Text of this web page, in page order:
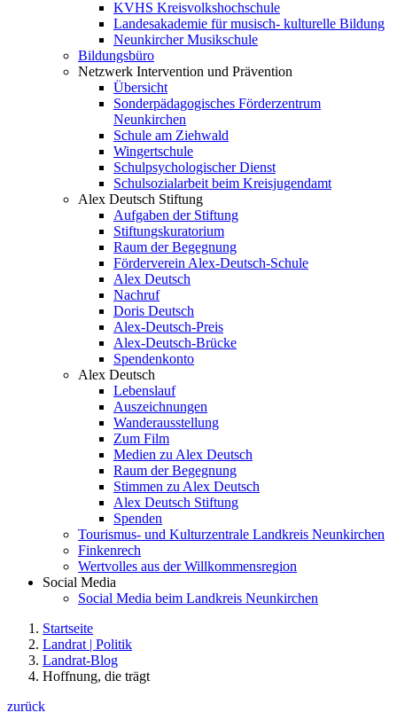
KVHS Kreisvolkshochschule
Landesakademie für musisch- kulturelle Bildung
Neunkircher Musikschule
Bildungsbüro
Netzwerk Intervention und Prävention
Übersicht
Sonderpädagogisches Förderzentrum
Neunkirchen
Schule am Ziehwald
Wingertschule
Schulpsychologischer Dienst
Schulsozialarbeit beim Kreisjugendamt
Alex Deutsch Stiftung
Aufgaben der Stiftung
Stiftungskuratorium
Raum der Begegnung
Förderverein Alex-Deutsch-Schule
Alex Deutsch
Nachruf
Doris Deutsch
Alex-Deutsch-Preis
Alex-Deutsch-Brücke
Spendenkonto
Alex Deutsch
Lebenslauf
Auszeichnungen
Wanderausstellung
Zum Film
Medien zu Alex Deutsch
Raum der Begegnung
Stimmen zu Alex Deutsch
Alex Deutsch Stiftung
Spenden
Tourismus- und Kulturzentrale Landkreis Neunkirchen
Finkenrech
Wertvolles aus der Willkommensregion
Social Media
Social Media beim Landkreis Neunkirchen
Startseite
Landrat | Politik
Landrat-Blog
Hoffnung, die trägt
zurück